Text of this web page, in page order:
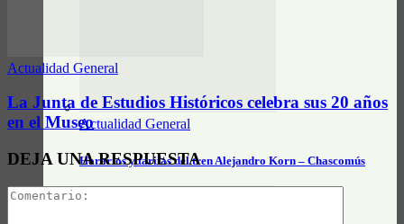
Actualidad General
Horarios y tarifas del tren Alejandro Korn – Chascomús
Actualidad General
La Junta de Estudios Históricos celebra sus 20 años
en el Museo
DEJA UNA RESPUESTA